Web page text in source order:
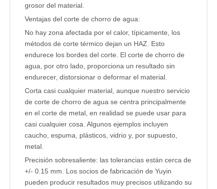
grosor del material.
Ventajas del corte de chorro de agua:
No hay zona afectada por el calor, típicamente, los
métodos de corte térmico dejan un HAZ. Esto
endurece los bordes del corte. El corte de chorro de
agua, por otro lado, proporciona un resultado sin
endurecer, distorsionar o deformar el material.
Corta casi cualquier material, aunque nuestro servicio
de corte de chorro de agua se centra principalmente
en el corte de metal, en realidad se puede usar para
casi cualquier cosa. Algunos ejemplos incluyen
caucho, espuma, plásticos, vidrio y, por supuesto,
metal.
Precisión sobresaliente: las tolerancias están cerca de
+/- 0.15 mm. Los socios de fabricación de Yuyin
pueden producir resultados muy precisos utilizando su